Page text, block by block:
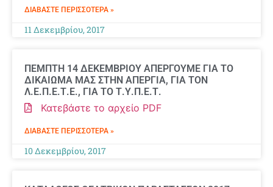
ΔΙΑΒΆΣΤΕ ΠΕΡΙΣΣΌΤΕΡΑ »
11 Δεκεμβρίου, 2017
ΠΕΜΠΤΗ 14 ΔΕΚΕΜΒΡΙΟΥ ΑΠΕΡΓΟΥΜΕ ΓΙΑ ΤΟ
ΔΙΚΑΙΩΜΑ ΜΑΣ ΣΤΗΝ ΑΠΕΡΓΙΑ, ΓΙΑ ΤΟΝ
Λ.Ε.Π.Ε.Τ.Ε., ΓΙΑ ΤΟ Τ.Υ.Π.Ε.Τ.
Κατεβάστε το αρχείο PDF
ΔΙΑΒΆΣΤΕ ΠΕΡΙΣΣΌΤΕΡΑ »
10 Δεκεμβρίου, 2017